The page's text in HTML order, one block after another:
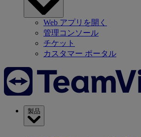
Web アプリを開く
管理コンソール
チケット
カスタマー ポータル
製品